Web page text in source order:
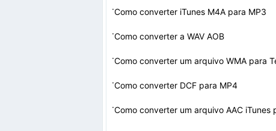
·Como converter iTunes M4A para MP3
·Como converter a WAV AOB
·Como converter um arquivo WMA para
·Como converter DCF para MP4
·Como converter um arquivo AAC iTunes